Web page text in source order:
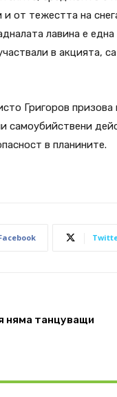
от тежестта на
лавина е
в акцията,
Григоров
самоубийствени
в планините.
няма танцуващи